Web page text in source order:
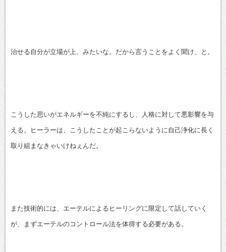
治せる自分が立場が上、みたいな。だから言うことをよく聞け、と。
こうした思いがエネルギーを不純にするし、人格に対して悪影響を与
える。ヒーラーは、こうしたことが起こらないように自己浄化に長く
取り組まなきゃいけねぇんだ。
また技術的には、エーテルによるヒーリングに限定して話していく
が、まずエーテルのコントロール法を体得する必要がある。